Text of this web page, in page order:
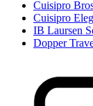
Cuisipro
Cuisipro
IB Laursen
Dopper